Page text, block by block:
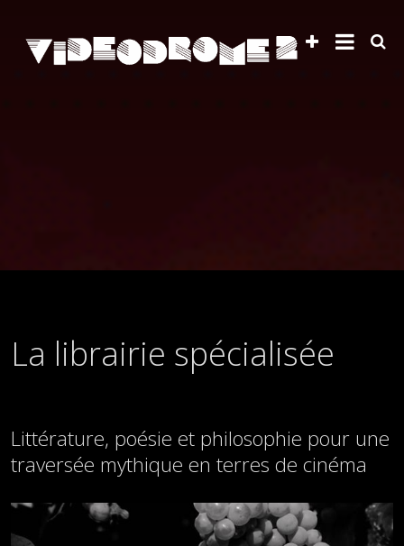
La librairie spécialisée
Littérature, poésie et philosophie pour une
traversée mythique en terres de cinéma